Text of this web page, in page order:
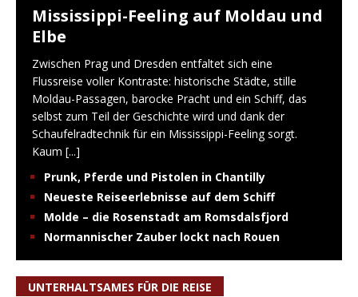
Mississippi-Feeling auf Moldau und
Elbe
Zwischen Prag und Dresden entfaltet sich eine
Flussreise voller Kontraste: historische Städte, stille
Moldau-Passagen, barocke Pracht und ein Schiff, das
selbst zum Teil der Geschichte wird und dank der
Schaufelradtechnik für ein Mississippi-Feeling sorgt.
Kaum [...]
Prunk, Pferde und Pistolen in Chantilly
Neueste Reiseerlebnisse auf dem Schiff
Molde – die Rosenstadt am Romsdalsfjord
Normannischer Zauber lockt nach Rouen
UNTERHALTSAMES FÜR DIE REISE